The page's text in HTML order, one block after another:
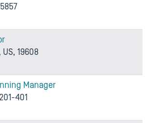
19608
Manager
401